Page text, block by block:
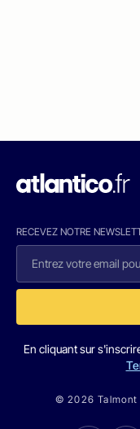
RECEVEZ NOTRE
En cliquant sur
© 2026 Talmont